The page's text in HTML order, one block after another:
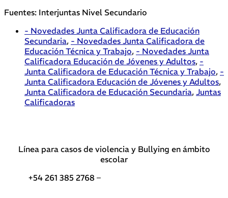
Fuentes: Interjuntas Nivel Secundario
- Novedades Junta Calificadora de Educación
Secundaria, - Novedades Junta Calificadora de
Educación Técnica y Trabajo, - Novedades Junta
Calificadora Educación de Jóvenes y Adultos, -
Junta Calificadora de Educación Técnica y Trabajo, -
Junta Calificadora Educación de Jóvenes y Adultos,
Junta Calificadora de Educación Secundaria, Juntas
Calificadoras
Línea para casos de violencia y Bullying en ámbito
escolar
+54 261 385 2768 –